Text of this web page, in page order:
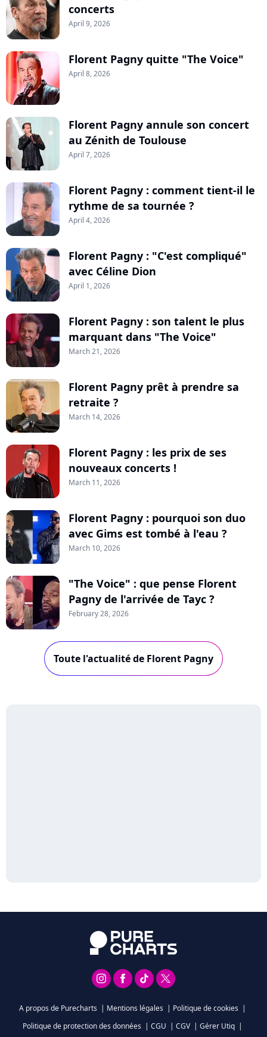
concerts
April 9, 2026
Florent Pagny quitte "The Voice"
April 8, 2026
Florent Pagny annule son concert
au Zénith de Toulouse
April 7, 2026
Florent Pagny : comment tient-il le
rythme de sa tournée ?
April 4, 2026
Florent Pagny : "C'est compliqué"
avec Céline Dion
April 1, 2026
Florent Pagny : son talent le plus
marquant dans "The Voice"
March 21, 2026
Florent Pagny prêt à prendre sa
retraite ?
March 14, 2026
Florent Pagny : les prix de ses
nouveaux concerts !
March 11, 2026
Florent Pagny : pourquoi son duo
avec Gims est tombé à l'eau ?
March 10, 2026
"The Voice" : que pense Florent
Pagny de l'arrivée de Tayc ?
February 28, 2026
Toute l'actualité de Florent Pagny
A propos de Purecharts | Mentions légales | Politique de cookies |
Politique de protection des données | CGU | CGV | Gérer Utiq |